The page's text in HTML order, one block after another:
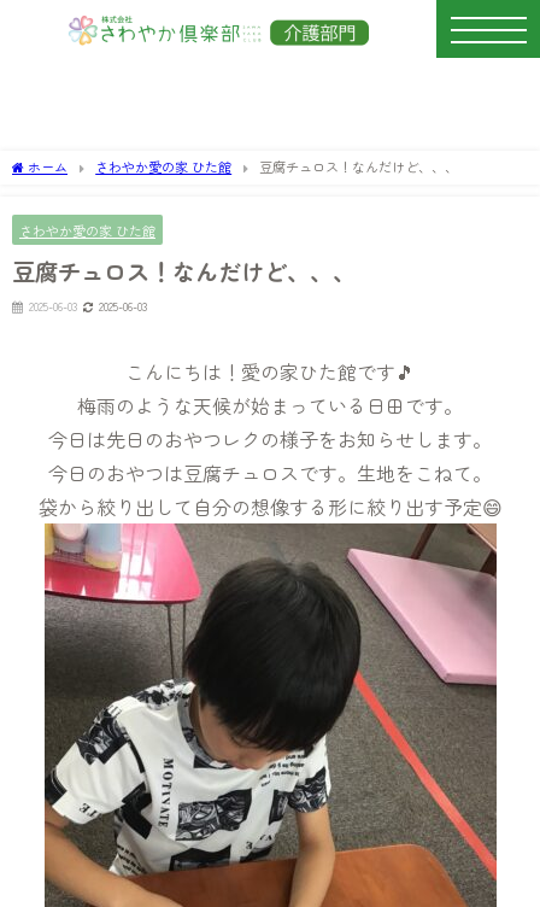
ホーム さわやか愛の家 ひた館 豆腐チュロス！なんだけど、、、
さわやか愛の家 ひた館
豆腐チュロス！なんだけど、、、
2025-06-03 2025-06-03
こんにちは！愛の家ひた館です🎵
梅雨のような天候が始まっている日田です。
今日は先日のおやつレクの様子をお知らせします。
今日のおやつは豆腐チュロスです。生地をこねて。
袋から絞り出して自分の想像する形に絞り出す予定😄